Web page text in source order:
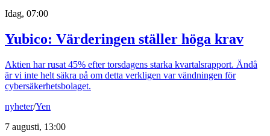
Idag, 07:00
Yubico: Värderingen ställer höga krav
Aktien har rusat 45% efter torsdagens starka kvartalsrapport. Ändå
är vi inte helt säkra på om detta verkligen var vändningen för
cybersäkerhetsbolaget.
nyheter/Yen
7 augusti, 13:00